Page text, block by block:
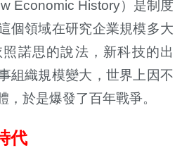
Economic History）是制度
個領域在研究企業規模多大
諾思的說法，新科技的出
組織規模變大，世界上因不
，於是爆發了百年戰爭。
代